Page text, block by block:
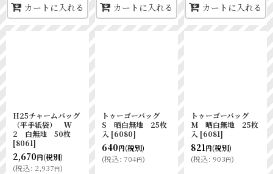
カートに入れる カートに入れる カートに入れる
H25チャームバッグ
（平手紙袋） Ｗ
2 白無地 50枚
[8061]
2,670円(税別)
(税込: 2,937円)
トゥーゴーバッグ
S 晒白無地 25枚
入 [6080]
640円(税別)
(税込: 704円)
トゥーゴーバッグ
M 晒白無地 25枚
入 [6081]
821円(税別)
(税込: 903円)